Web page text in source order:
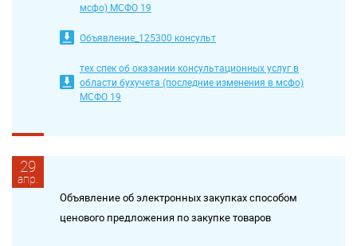
мсфо) МСФО 19
Объявление_125300 консульт
тех спек об оказании консультационных услуг в
области бухучета (последние изменения в мсфо)
МСФО 19
29
апр.
Объявление об электронных закупках способом
ценового предложения по закупке товаров